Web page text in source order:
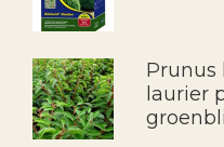
Prunus
laurier